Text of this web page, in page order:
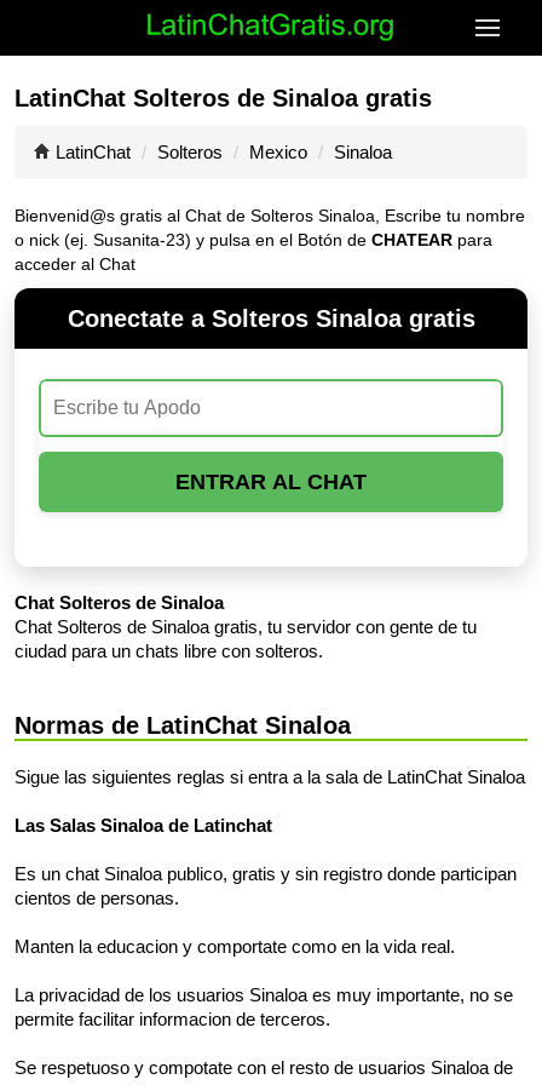
LatinChat Solteros de Sinaloa gratis
LatinChat Solteros Mexico Sinaloa
Bienvenid@s gratis al Chat de Solteros Sinaloa, Escribe tu nombre
o nick (ej. Susanita-23) y pulsa en el Botón de CHATEAR para
acceder al Chat
Conectate a Solteros Sinaloa gratis
ENTRAR AL CHAT
Chat Solteros de Sinaloa
Chat Solteros de Sinaloa gratis, tu servidor con gente de tu
ciudad para un chats libre con solteros.
Normas de LatinChat Sinaloa
Sigue las siguientes reglas si entra a la sala de LatinChat Sinaloa
Las Salas Sinaloa de Latinchat
Es un chat Sinaloa publico, gratis y sin registro donde participan
cientos de personas.
Manten la educacion y comportate como en la vida real.
La privacidad de los usuarios Sinaloa es muy importante, no se
permite facilitar informacion de terceros.
Se respetuoso y compotate con el resto de usuarios Sinaloa de